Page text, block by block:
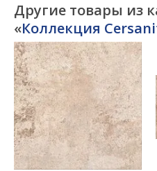
Другие товары из
«Коллекция